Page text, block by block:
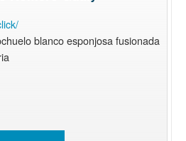
blanco esponjosa fusionada